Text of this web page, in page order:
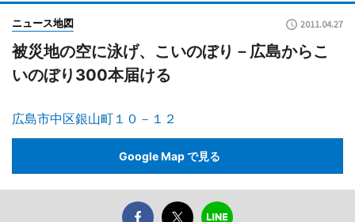
ニュース地図 2011.04.27
被災地の空に泳げ、こいのぼり－広島からこ
いのぼり300本届ける
広島市中区銀山町１０－１２
Google Map で見る